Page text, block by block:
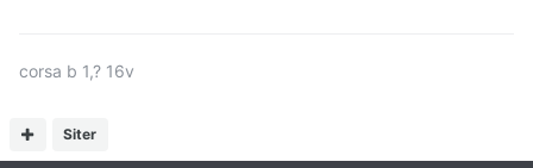
Siter
corsa b 1,? 16v